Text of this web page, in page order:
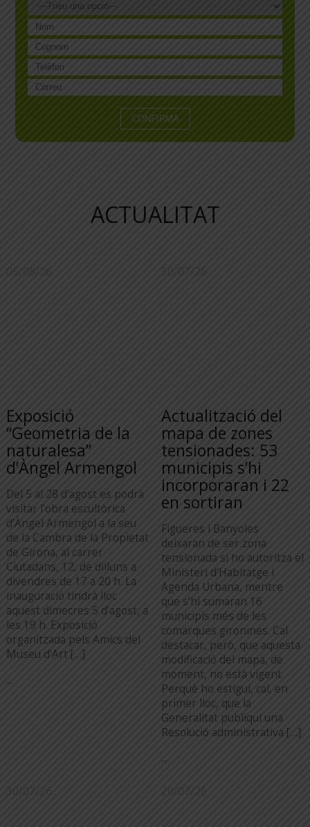
ACTUALITAT
05/08/26
Exposició
“Geometria de la
naturalesa”
d’Àngel Armengol
Del 5 al 28 d’agost es podrà
visitar l’obra escultòrica
d’Àngel Armengol a la seu
de la Cambra de la Propietat
de Girona, al carrer
Ciutadans, 12, de dilluns a
divendres de 17 a 20 h. La
inauguració tindrà lloc
aquest dimecres 5 d’agost, a
les 19 h. Exposició
organitzada pels Amics del
Museu d’Art […]
...
30/07/26
Actualització del
mapa de zones
tensionades: 53
municipis s’hi
incorporaran i 22
en sortiran
Figueres i Banyoles
deixaran de ser zona
tensionada si ho autoritza el
Ministeri d’Habitatge i
Agenda Urbana, mentre
que s’hi sumaran 16
municipis més de les
comarques gironines. Cal
destacar, però, que aquesta
modificació del mapa, de
moment, no està vigent.
Perquè ho estigui, cal, en
primer lloc, que la
Generalitat publiqui una
Resolució administrativa […]
...
30/07/26 20/07/26